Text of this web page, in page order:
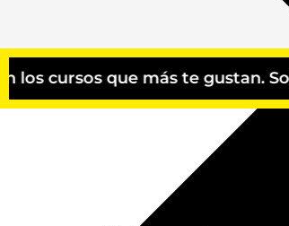
más te gustan. Solo tienes